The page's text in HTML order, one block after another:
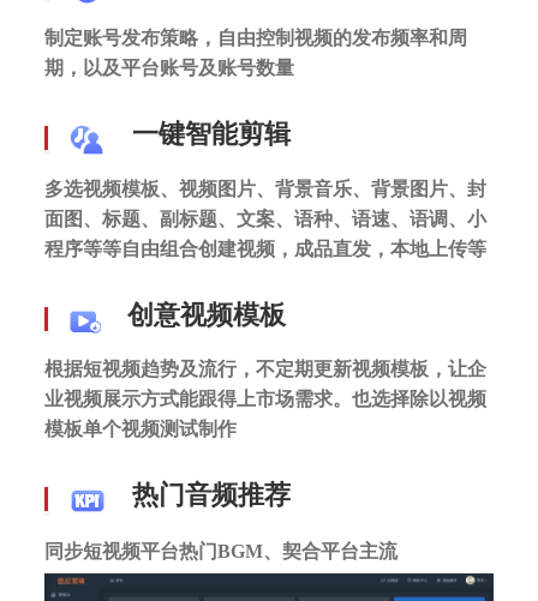
制定账号发布策略，自由控制视频的发布频率和周
期，以及平台账号及账号数量
一键智能剪辑
多选视频模板、视频图片、背景音乐、背景图片、封
面图、标题、副标题、文案、语种、语速、语调、小
程序等等自由组合创建视频，成品直发，本地上传等
创意视频模板
根据短视频趋势及流行，不定期更新视频模板，让企
业视频展示方式能跟得上市场需求。也选择除以视频
模板单个视频测试制作
热门音频推荐
同步短视频平台热门BGM、契合平台主流